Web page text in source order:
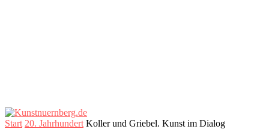
Start 20. Jahrhundert Koller und Griebel. Kunst im Dialog